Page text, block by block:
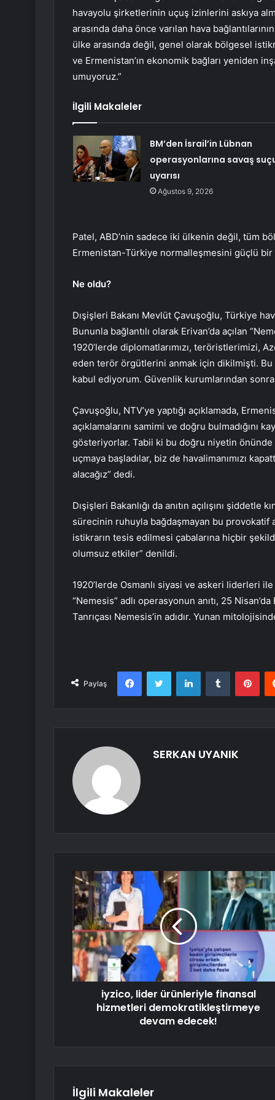
havayolu şirketlerinin uçuş izinlerini askıya
arasında daha önce varılan hava
ülke arasında değil, genel olarak bölgesel
ve Ermenistan’ın ekonomik bağları yeniden
umuyoruz.”
İlgili Makaleler
BM’den İsrail’in Lübnan
operasyonlarına savaş
uyarısı
Ağustos 9, 2026
Patel, ABD’nin sadece iki ülkenin değil, tüm
Ermenistan-Türkiye normalleşmesini güçlü
Ne oldu?
Dışişleri Bakanı Mevlüt Çavuşoğlu, Türkiye
Bununla bağlantılı olarak Erivan’da açılan
1920’lerde diplomatlarımızı, teröristlerimizi,
eden terör örgütlerini anmak için dikilmişti. Bu
kabul ediyorum. Güvenlik kurumlarından
Çavuşoğlu, NTV’ye yaptığı açıklamada,
açıklamalarını samimi ve doğru bulmadığını
gösteriyorlar. Tabii ki bu doğru niyetin
uçmaya başladılar, biz de havalimanımızı
alacağız” dedi.
Dışişleri Bakanlığı da anıtın açılışını
sürecinin ruhuyla bağdaşmayan bu provokatif
istikrarın tesis edilmesi çabalarına hiçbir
olumsuz etkiler” denildi.
1920’lerde Osmanlı siyasi ve askeri liderleri
“Nemesis” adlı operasyonun anıtı, 25
Tanrıçası Nemesis’in adıdır. Yunan
Paylaş
FacebookTwitter LinkedInTumblr
SERKAN UYANIK
iyzico, lider ürünleriyle finansal
hizmetleri demokratikleştirmeye
devam edecek!
İlgili Makaleler